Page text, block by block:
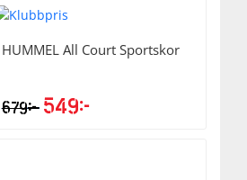
HUMMEL All Court Sportskor
679kr 549kr